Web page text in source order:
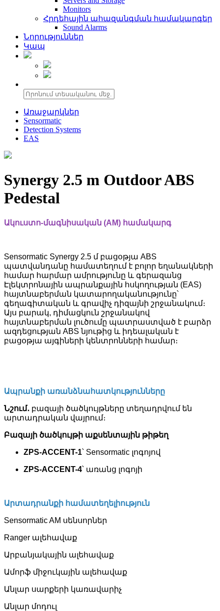
Monitors
Հրդեհային ահազանգման համակարգեր
Sound Alarms
Նորություններ
Կապ
Առաջարկներ
Sensormatic
Detection Systems
EAS
Synergy 2.5 m Outdoor ABS
Pedestal
Ակուստո-մագնիսական (AM) համակարգ
Sensormatic Synergy 2.5 մ բացօթյա ABS
պատվանդանը համատեղում է բոլոր եղանակների
համար հարմար ամրությունը և գերազանց
Էլեկտրոնային ապրանքային հսկողության (EAS)
հայտնաբերման կատարողականությունը՝
գեղագիտական և գրավիչ դիզայնի շրջանակում։
Այս բարակ, դիմացկուն շրջանակով
հայտնաբերման լուծումը պատրաստված է բարձր
ազդեցության ABS նյութից և իդեալական է
բացօթյա այգիների կենտրոնների համար։
Ապրանքի առանձնահատկությունները
Նշում․ բազայի ծածկույթները տեղադրվում են
արտադրական վայրում։
Բազայի ծածկույթի աքսենտային թիթեղ
ZPS-ACCENT-1՝ Sensormatic լոգոյով
ZPS-ACCENT-4՝ առանց լոգոյի
Արտադրանքի համատեղելիություն
Sensormatic AM սենսորներ
Ranger ալեհավաք
Արբանյակային ալեհավաք
Ամորֆ միջուկային ալեհավաք
Անլար սարքերի կառավարիչ
Անլար մոդուլ